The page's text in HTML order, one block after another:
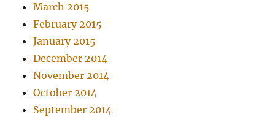
March 2015
February 2015
January 2015
December 2014
November 2014
October 2014
September 2014